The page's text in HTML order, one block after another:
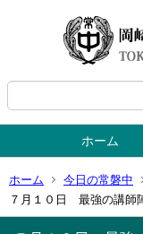
ホーム
ホーム 今日の常磐中
７月１０日 最強の講師